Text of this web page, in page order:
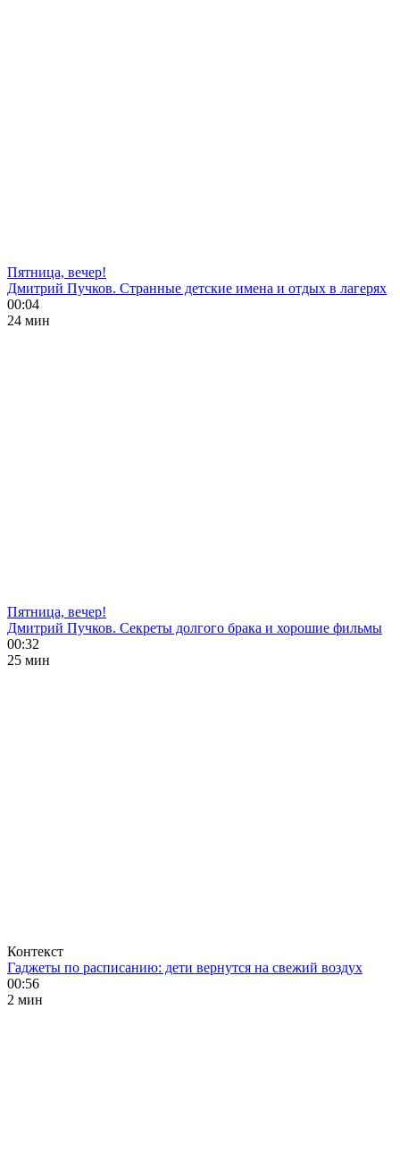
Пятница, вечер!
Дмитрий Пучков. Странные детские имена и отдых в лагерях
00:04
24 мин
Пятница, вечер!
Дмитрий Пучков. Секреты долгого брака и хорошие фильмы
00:32
25 мин
Контекст
Гаджеты по расписанию: дети вернутся на свежий воздух
00:56
2 мин